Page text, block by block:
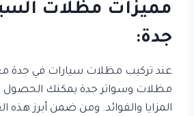
مميزات مظلات
جدة:
عند تركيب مظلات سيارات في جدة
مظلات وسواتر جدة يمكنك الحصول
المزايا والفوائد. ومن ضمن أبرز هذه